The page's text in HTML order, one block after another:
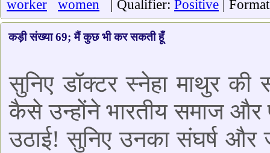
worker
women | Qualifier: Positive |
कड़ी संख्या 69; मैं कुछ भी कर सकती हूँ
सुनिए डॉक्टर स्नेहा माथुर
कैसे उन्होंने भारतीय समाज और
उठाई! सुनिए उनका संघर्ष और